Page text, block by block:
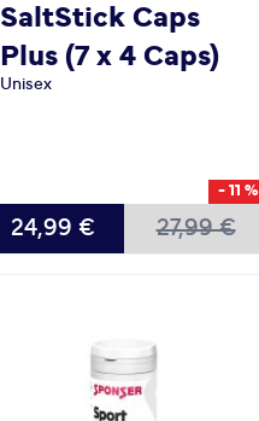
- 11 %
SaltStick Caps
Plus (7 x 4 Caps)
Unisex
24,99 € 27,99 €